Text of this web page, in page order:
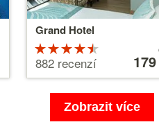
Grand Hotel
4.5 z 5
882 recenzí 179 €
Zobrazit více